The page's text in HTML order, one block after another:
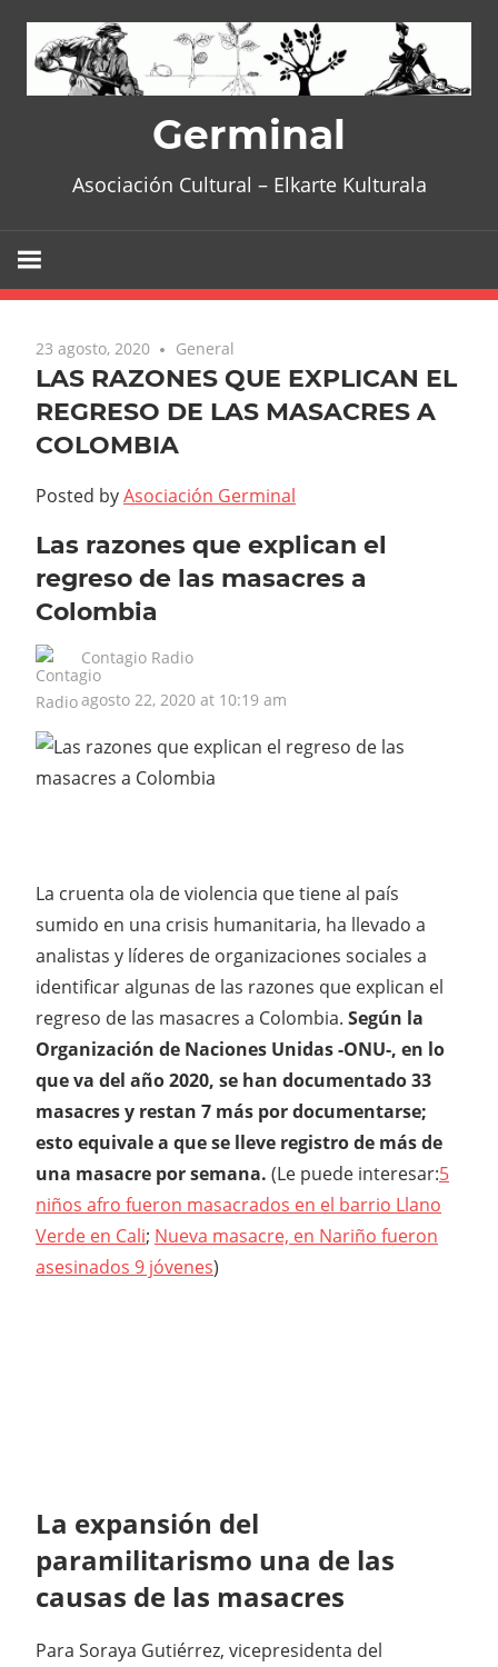
content
Germinal
Asociación Cultural – Elkarte Kulturala
23 agosto, 2020 General
LAS RAZONES QUE EXPLICAN EL
REGRESO DE LAS MASACRES A
COLOMBIA
Posted byAsociación Germinal
Las razones que explican el
regreso de las masacres a
Colombia
Contagio Radio
agosto 22, 2020 at 10:19 am
La cruenta ola de violencia que tiene al país
sumido en una crisis humanitaria, ha llevado a
analistas y líderes de organizaciones sociales a
identificar algunas de las razones que explican el
regreso de las masacres a Colombia. Según la
Organización de Naciones Unidas -ONU-, en lo
que va del año 2020, se han documentado 33
masacres y restan 7 más por documentarse;
esto equivale a que se lleve registro de más de
una masacre por semana. (Le puede interesar:5
niños afro fueron masacrados en el barrio Llano
Verde en Cali; Nueva masacre, en Nariño fueron
asesinados 9 jóvenes)
La expansión del
paramilitarismo una de las
causas de las masacres
Para Soraya Gutiérrez, vicepresidenta del